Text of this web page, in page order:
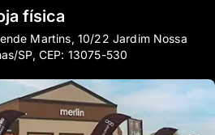
física
Martins, 10/22 Jardim Nossa
SP, CEP: 13075-530